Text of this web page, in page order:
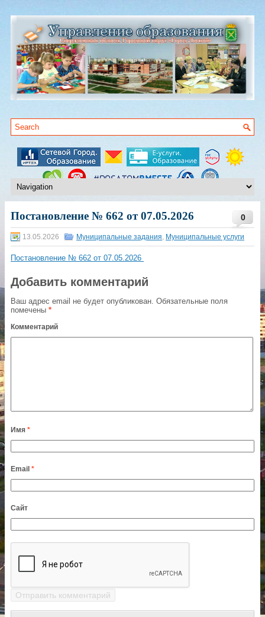
0
Постановление № 662 от 07.05.2026
13.05.2026 Муниципальные задания, Муниципальные услуги
Постановление № 662 от 07.05.2026
Добавить комментарий
Ваш адрес email не будет опубликован. Обязательные поля
помечены *
Комментарий
Имя *
Email *
Сайт